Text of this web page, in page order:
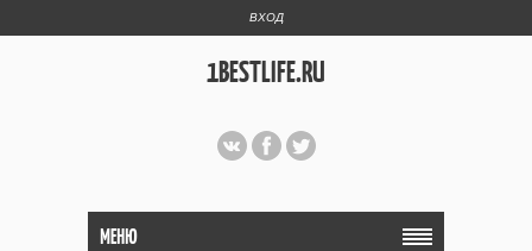
ВХОД
1BESTLIFE.RU
МЕНЮ